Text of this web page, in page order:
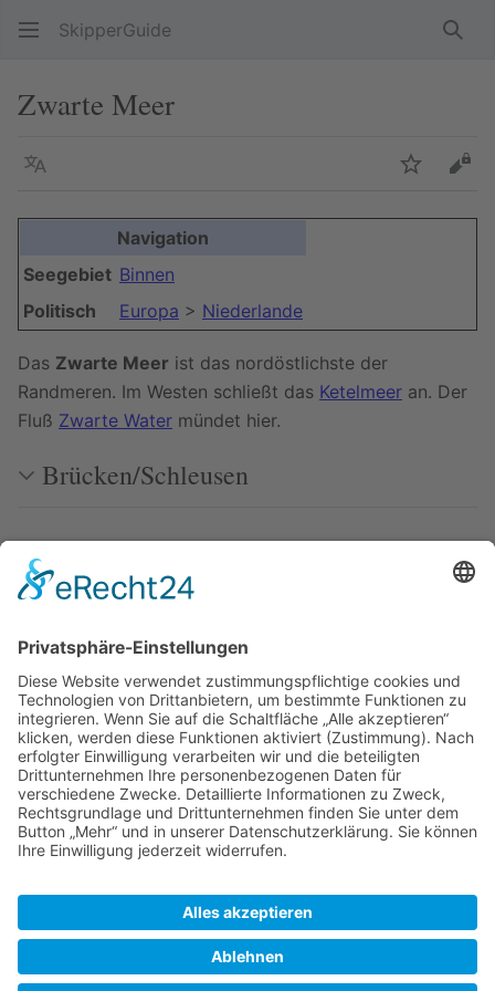
SkipperGuide
Zwarte Meer
Sprache
Navigation
Seegebiet Binnen
Politisch
Europa > Niederlande
Das Zwarte Meer ist das nordöstlichste der
Randmeren. Im Westen schließt das Ketelmeer an. Der
Fluß Zwarte Water mündet hier.
Brücken/Schleusen
Inseln
Weblinks
Zuletzt bearbeitet vor 6 JahrenvonKannix
Kannix